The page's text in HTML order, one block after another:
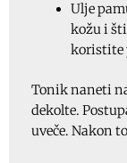
Ulje
kožu i
koristite
Tonik naneti
dekolte.
uveče. Nakon